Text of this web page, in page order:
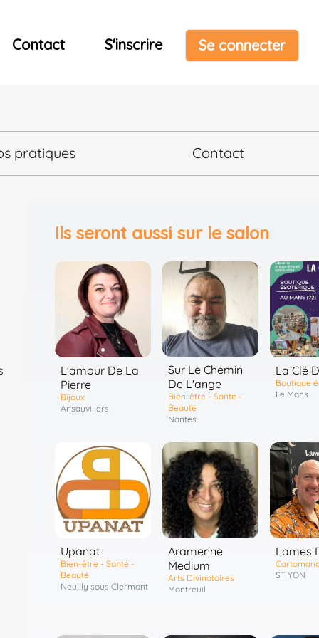
Contact S'inscrire Se connecter
pratiques Contact
Ils seront aussi sur le salon
L'amour De La
Pierre
Bijoux
Ansauvillers
Sur Le Chemin
De L'ange
Bien-être - Santé -
Beauté
Nantes
La Clé
Boutique
Le Mans
Upanat
Bien-être - Santé -
Beauté
Neuilly sous Clermont
Aramenne
Medium
Arts Divinatoires
Montreuil
Lames
ST YON